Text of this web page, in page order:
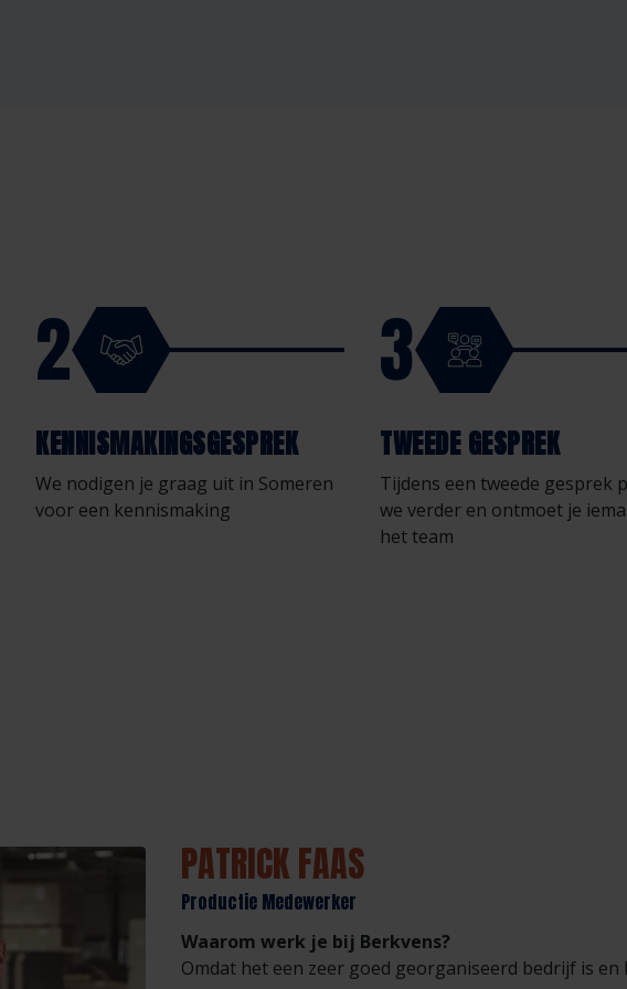
2
KENNISMAKINGSGESPREK
We nodigen je graag uit in Someren
voor een kennismaking
3
TWEEDE GESPREK
Tijdens een tweede gesprek
we verder en ontmoet je
het team
PATRICK FAAS
Productie Medewerker
Waarom werk je bij Berkvens?
Omdat het een zeer goed georganiseerd bedrijf is